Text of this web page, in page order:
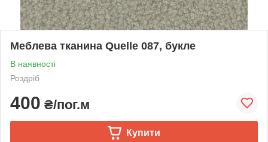
Меблева тканина Quelle 087, букле
В наявності
Роздріб
400 ₴/пог.м
Купити